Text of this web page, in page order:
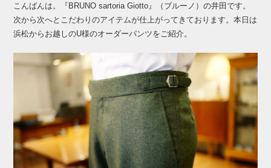
こんばんは。『BRUNO sartoria Giotto』（ブルーノ）の井田です。
次から次へとこだわりのアイテムが仕上がってきております。本日は
浜松からお越しのU様のオーダーパンツをご紹介。